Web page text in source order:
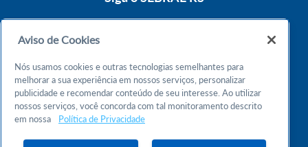
Atendimento 24h
Chame no WhatsApp
Aviso de Cookies
Nós usamos cookies e outras tecnologias semelhantes para
melhorar a sua experiência em nossos serviços, personalizar
publicidade e recomendar conteúdo de seu interesse. Ao utilizar
nossos serviços, você concorda com tal monitoramento descrito
em nossa
Política de Privacidade